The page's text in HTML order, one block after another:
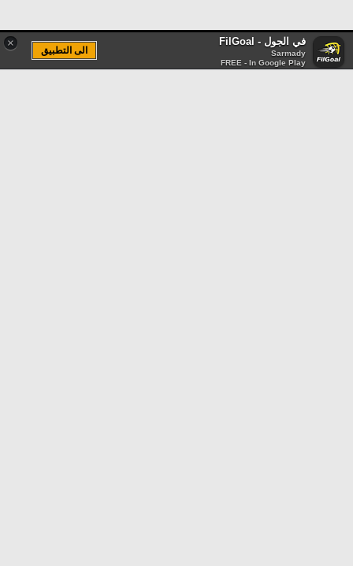
× في الجول - FilGoal
Sarmady
FREE - In Google Play
الى التطبيق